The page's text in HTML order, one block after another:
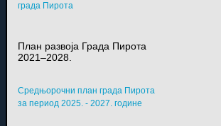
града Пирота
План развоја Града Пирота
2021–2028.
Средњорочни план града Пирота
за период 2025. - 2027. године